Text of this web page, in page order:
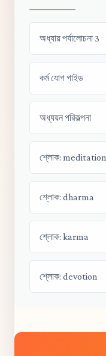
অধ্যায় পর্যালোচনা 3
কর্ম যোগ গাইড
অধ্যয়ন পরিকল্পনা
শ্লোক: meditation
শ্লোক: dharma
শ্লোক: karma
শ্লোক: devotion